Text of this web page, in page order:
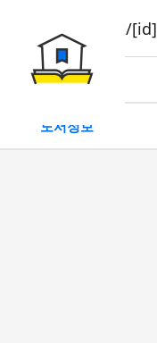
book/rent/[id]
대여
도서정보